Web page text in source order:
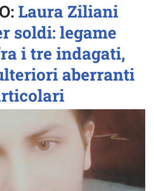
Laura Ziliani
soldi: legame
i tre indagati,
aberranti